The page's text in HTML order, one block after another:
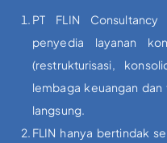
PT FLIN Consultancy
penyedia layanan
(restrukturisasi,
lembaga keuangan
langsung.
FLIN hanya bertindak